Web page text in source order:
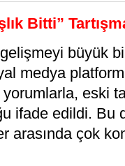
Bitti”
gelişmeyi büyük
medya
eski
ifade edildi. Bu
arasında çok